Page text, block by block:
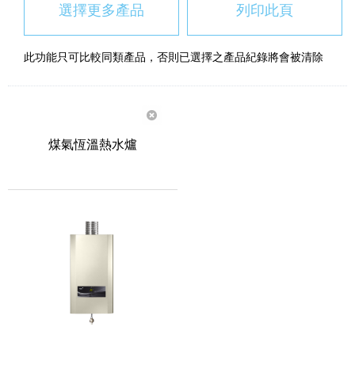
選擇更多產品 列印此頁
此功能只可比較同類產品，否則已選擇之產品紀錄將會被清除
煤氣恆溫熱水爐